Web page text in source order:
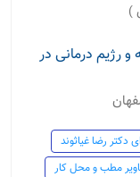
)
رژیم درمانی در
دکتر رضا غیاثوند
مطب و محل کار